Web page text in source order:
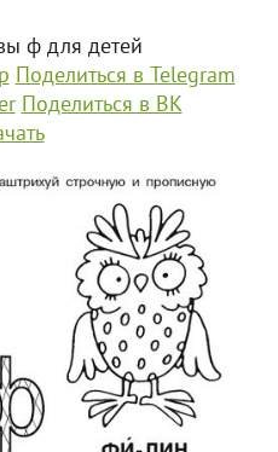
ф для детей
Поделиться в Telegram
Поделиться в ВК